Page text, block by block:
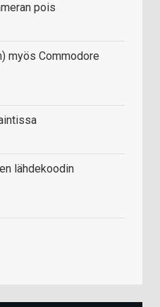
pois
myös Commodore
lähdekoodin